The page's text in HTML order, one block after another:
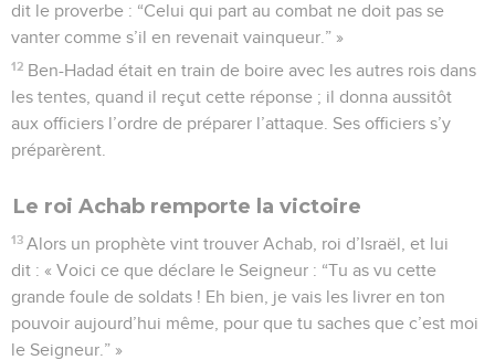
dit le proverbe : “Celui qui part au combat ne doit pas se
vanter comme s’il en revenait vainqueur.” »
12 Ben-Hadad était en train de boire avec les autres rois dans
les tentes, quand il reçut cette réponse ; il donna aussitôt
aux officiers l’ordre de préparer l’attaque. Ses officiers s’y
préparèrent.
Le roi Achab remporte la victoire
13 Alors un prophète vint trouver Achab, roi d’Israël, et lui
dit : « Voici ce que déclare le Seigneur : “Tu as vu cette
grande foule de soldats ! Eh bien, je vais les livrer en ton
pouvoir aujourd’hui même, pour que tu saches que c’est moi
le Seigneur.” »